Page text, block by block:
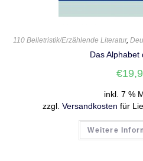
110 Belletristik/Erzählende Literatur,
Das Alphabet
€
inkl. 7 %
zzgl. Versandkosten für
Weitere